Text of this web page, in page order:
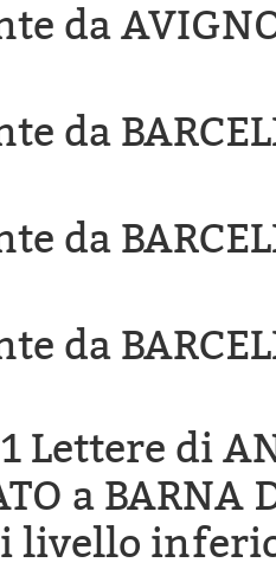
da
da
da
da
Lettere di
a BARNA
livello